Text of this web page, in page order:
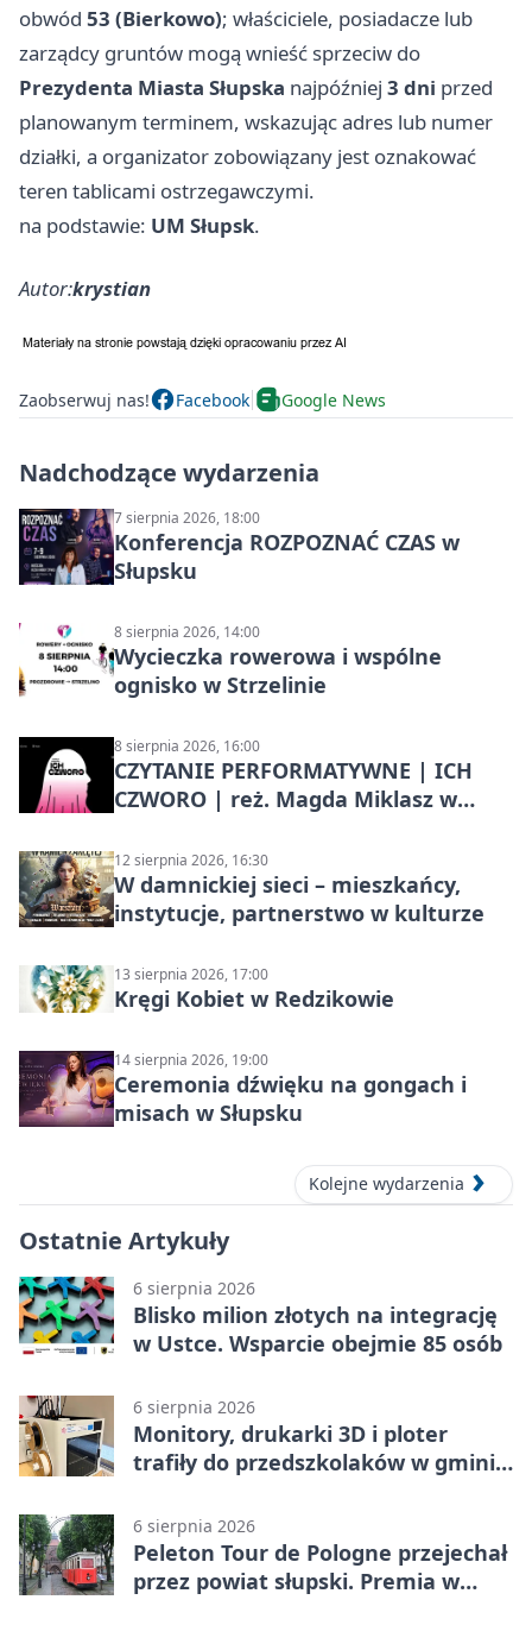
obwód 53 (Bierkowo); właściciele, posiadacze lub
zarządcy gruntów mogą wnieść sprzeciw do
Prezydenta Miasta Słupska najpóźniej 3 dni przed
planowanym terminem, wskazując adres lub numer
działki, a organizator zobowiązany jest oznakować
teren tablicami ostrzegawczymi.
na podstawie: UM Słupsk.
Autor:krystian
Zaobserwuj nas! Facebook Google News
Nadchodzące wydarzenia
7 sierpnia 2026, 18:00
Konferencja ROZPOZNAĆ CZAS w
Słupsku
8 sierpnia 2026, 14:00
Wycieczka rowerowa i wspólne
ognisko w Strzelinie
8 sierpnia 2026, 16:00
CZYTANIE PERFORMATYWNE | ICH
CZWORO | reż. Magda Miklasz w
12 sierpnia 2026, 16:30
W damnickiej sieci – mieszkańcy,
instytucje, partnerstwo w kulturze
13 sierpnia 2026, 17:00
Kręgi Kobiet w Redzikowie
14 sierpnia 2026, 19:00
Ceremonia dźwięku na gongach i
misach w Słupsku
Kolejne wydarzenia
Ostatnie Artykuły
6 sierpnia 2026
Blisko milion złotych na integrację
w Ustce. Wsparcie obejmie 85 osób
6 sierpnia 2026
Monitory, drukarki 3D i ploter
trafiły do przedszkolaków w gminie
6 sierpnia 2026
Peleton Tour de Pologne przejechał
przez powiat słupski. Premia w